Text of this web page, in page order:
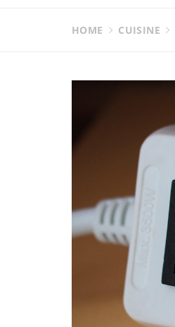
HOME CUISINE